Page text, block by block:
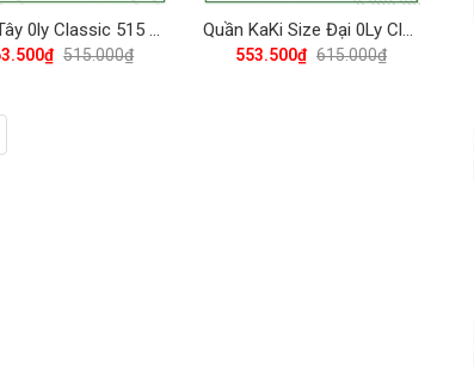
Quần Tây 0ly Classic 515 Vĩnh Tiến - Nhiều Màu
515.000₫
Quần KaKi Size Đại 0Ly Classic 615 Vĩnh Tiến - Nhiều Màu
553.500₫ 615.000₫